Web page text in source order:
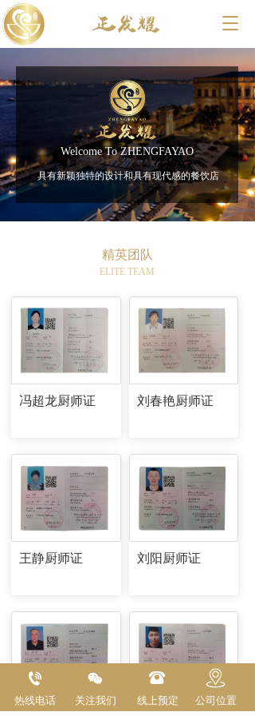
T
g
l
e
n
a
i
g
a
t
Welcome To ZHENGFAYAO
具有新颖独特的设计和具有现代感的餐饮店
精英团队
ELITE TEAM
冯超龙厨师证 刘春艳厨师证
王静厨师证 刘阳厨师证
公司位置
关注我们
热线电话 线上预定